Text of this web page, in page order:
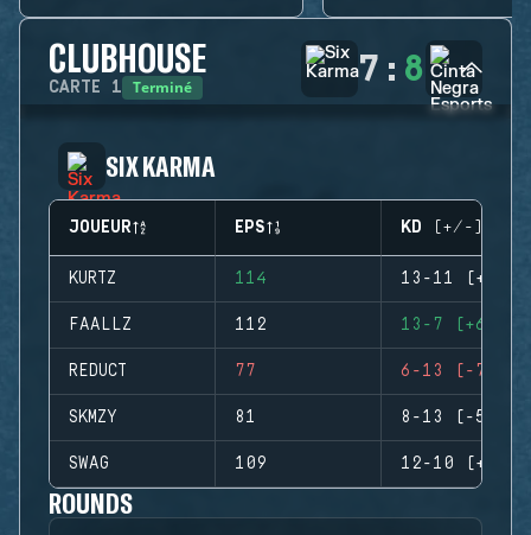
CLUBHOUSE
CARTE 1 Terminé 7 : 8
SIX KARMA
JOUEUR EPS KD (+/-)
KURTZ 114 13-11 (+2)
FAALLZ 112 13-7 (+6)
REDUCT 77 6-13 (-7)
SKMZY 81 8-13 (-5)
SWAG 109 12-10 (+2)
ROUNDS